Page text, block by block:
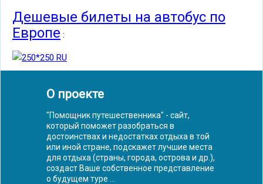
Дешевые билеты на автобус по
Европе :
О проекте
"Помощник путешественника" - сайт,
который поможет разобраться в
достоинствах и недостатках отдыха в той
или иной стране, подскажет лучшие места
для отдыха (страны, города, острова и др.),
создаст Ваше собственное представление
о будущем туре ...